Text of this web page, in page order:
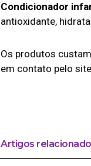
Condicionador
antioxidante,
Os produtos
em contato pelo
Artigos